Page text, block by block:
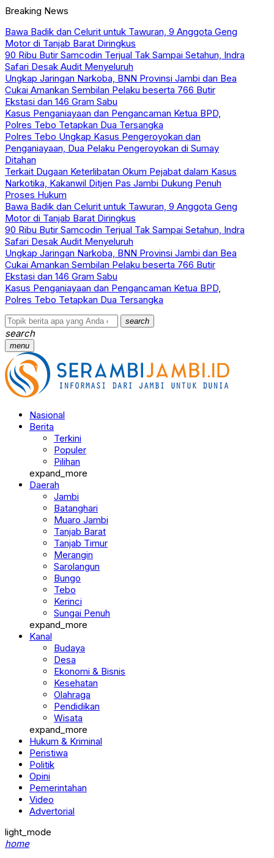
Breaking News
Bawa Badik dan Celurit untuk Tawuran, 9 Anggota Geng
Motor di Tanjab Barat Diringkus
90 Ribu Butir Samcodin Terjual Tak Sampai Setahun, Indra
Safari Desak Audit Menyeluruh
Ungkap Jaringan Narkoba, BNN Provinsi Jambi dan Bea
Cukai Amankan Sembilan Pelaku beserta 766 Butir
Ekstasi dan 146 Gram Sabu
Kasus Penganiayaan dan Pengancaman Ketua BPD,
Polres Tebo Tetapkan Dua Tersangka
Polres Tebo Ungkap Kasus Pengeroyokan dan
Penganiayaan, Dua Pelaku Pengeroyokan di Sumay
Ditahan
Terkait Dugaan Keterlibatan Okum Pejabat dalam Kasus
Narkotika, Kakanwil Ditjen Pas Jambi Dukung Penuh
Proses Hukum
Bawa Badik dan Celurit untuk Tawuran, 9 Anggota Geng
Motor di Tanjab Barat Diringkus
90 Ribu Butir Samcodin Terjual Tak Sampai Setahun, Indra
Safari Desak Audit Menyeluruh
Ungkap Jaringan Narkoba, BNN Provinsi Jambi dan Bea
Cukai Amankan Sembilan Pelaku beserta 766 Butir
Ekstasi dan 146 Gram Sabu
Kasus Penganiayaan dan Pengancaman Ketua BPD,
Polres Tebo Tetapkan Dua Tersangka
search
search
menu
Nasional
Berita
Terkini
Populer
Pilihan
expand_more
Daerah
Jambi
Batanghari
Muaro Jambi
Tanjab Barat
Tanjab Timur
Merangin
Sarolangun
Bungo
Tebo
Kerinci
Sungai Penuh
expand_more
Kanal
Budaya
Desa
Ekonomi & Bisnis
Kesehatan
Olahraga
Pendidikan
Wisata
expand_more
Hukum & Kriminal
Peristiwa
Politik
Opini
Pemerintahan
Video
Advertorial
light_mode
home